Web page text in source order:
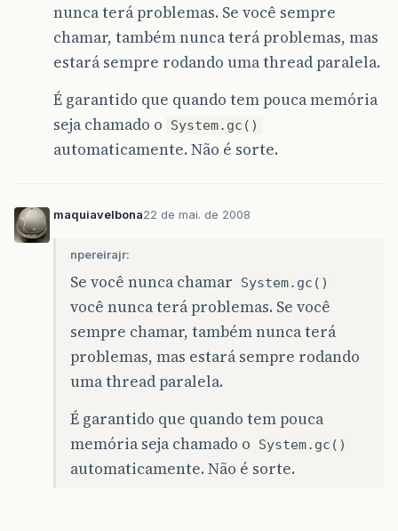
nunca terá problemas. Se você sempre
chamar, também nunca terá problemas, mas
estará sempre rodando uma thread paralela.
É garantido que quando tem pouca memória
seja chamado o
System.gc()
automaticamente. Não é sorte.
maquiavelbona22 de mai. de 2008
npereirajr:
Se você nunca chamar System.gc()
você nunca terá problemas. Se você
sempre chamar, também nunca terá
problemas, mas estará sempre rodando
uma thread paralela.
É garantido que quando tem pouca
memória seja chamado o
System.gc()
automaticamente. Não é sorte.